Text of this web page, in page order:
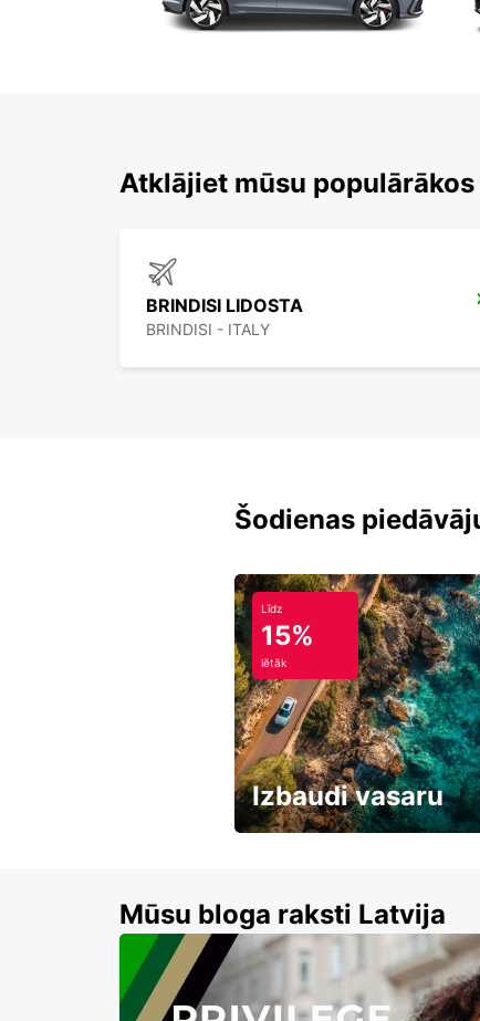
Atklājiet mūsu
BRINDISI LIDOSTA
BRINDISI - ITALY
Šodienas
Līdz
15%
lētāk
Izbaudi vasaru
Mūsu bloga raksti Latvija